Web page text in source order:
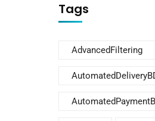
Tags
AdvancedFiltering